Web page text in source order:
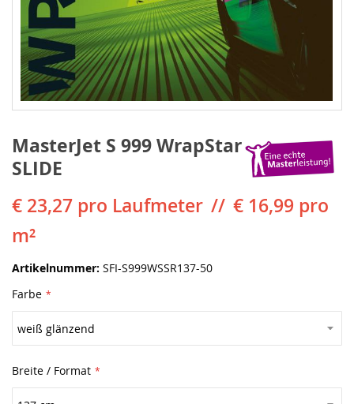
MasterJet S 999 WrapStar
SLIDE
€ 23,27 pro Laufmeter
€ 16,99 pro
m²
Artikelnummer SFI-S999WSSR137-50
Farbe
Breite / Format